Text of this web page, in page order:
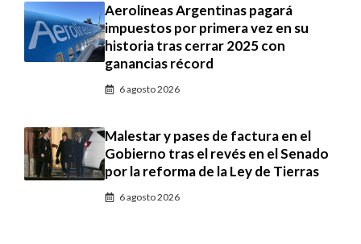
Aerolíneas Argentinas pagará
impuestos por primera vez en su
historia tras cerrar 2025 con
ganancias récord
6 agosto 2026
Malestar y pases de factura en el
Gobierno tras el revés en el Senado
por la reforma de la Ley de Tierras
6 agosto 2026